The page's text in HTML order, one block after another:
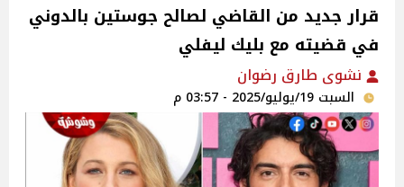
قرار جديد من القاضي لصالح جوستين بالدوني
في قضيته مع بليك ليفلي
نشوى طارق رضوان
السبت 19/يوليو/2025 - 03:57 م